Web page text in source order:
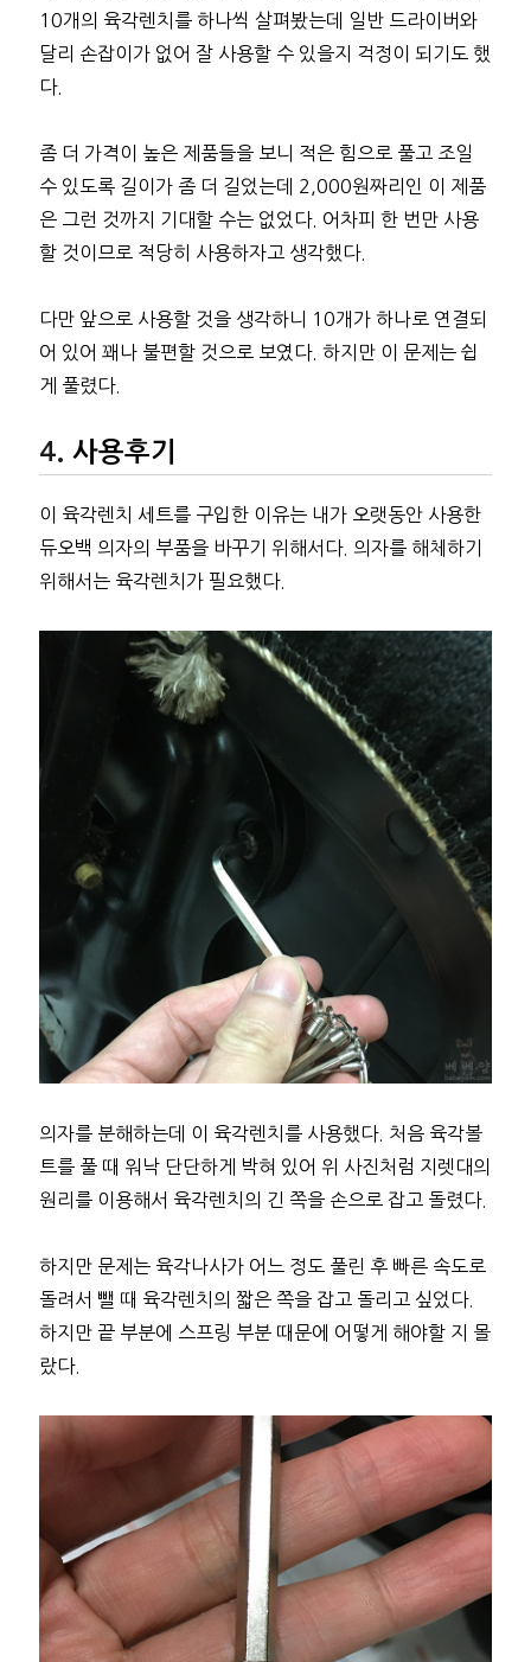
10개의 육각렌치를 하나씩 살펴봤는데 일반 드라이버와
달리 손잡이가 없어 잘 사용할 수 있을지 걱정이 되기도 했
다.
좀 더 가격이 높은 제품들을 보니 적은 힘으로 풀고 조일
수 있도록 길이가 좀 더 길었는데 2,000원짜리인 이 제품
은 그런 것까지 기대할 수는 없었다. 어차피 한 번만 사용
할 것이므로 적당히 사용하자고 생각했다.
다만 앞으로 사용할 것을 생각하니 10개가 하나로 연결되
어 있어 꽤나 불편할 것으로 보였다. 하지만 이 문제는 쉽
게 풀렸다.
사용후기
이 육각렌치 세트를 구입한 이유는 내가 오랫동안 사용한
듀오백 의자의 부품을 바꾸기 위해서다. 의자를 해체하기
위해서는 육각렌치가 필요했다.
의자를 분해하는데 이 육각렌치를 사용했다. 처음 육각볼
트를 풀 때 워낙 단단하게 박혀 있어 위 사진처럼 지렛대의
원리를 이용해서 육각렌치의 긴 쪽을 손으로 잡고 돌렸다.
하지만 문제는 육각나사가 어느 정도 풀린 후 빠른 속도로
돌려서 뺄 때 육각렌치의 짧은 쪽을 잡고 돌리고 싶었다.
하지만 끝 부분에 스프링 부분 때문에 어떻게 해야할 지 몰
랐다.